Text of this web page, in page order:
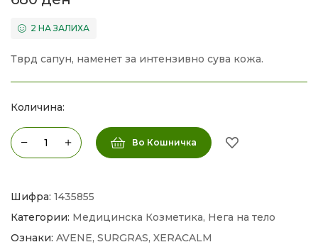
2 НА ЗАЛИХА
Тврд сапун, наменет за интензивно сува кожа.
Количина:
Во Кошничка
Шифра: 1435855
Категории: Медицинска Козметика, Нега на тело
Ознаки: AVENE, SURGRAS, XERACALM